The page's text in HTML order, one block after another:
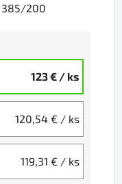
385/200
123 € / ks
120,54 € / ks
119,31 € / ks